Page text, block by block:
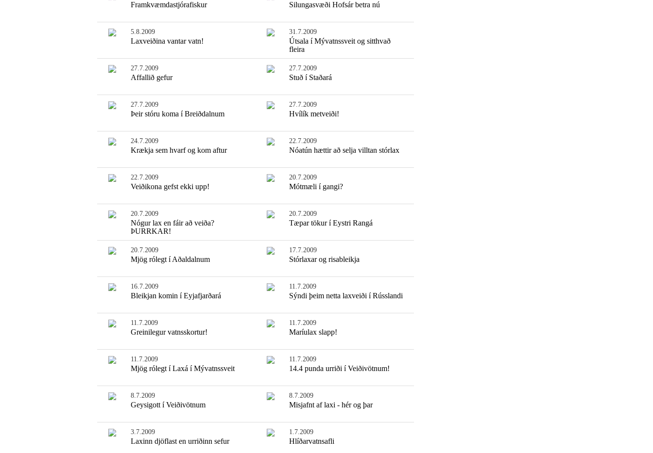
Framkvæmdastjórafiskur Silungasvæði Hofsár betra nú
5.8.2009
Laxveiðina vantar vatn!
31.7.2009
Útsala í Mývatnssveit og sitthvað
fleira
27.7.2009
Affallið gefur
27.7.2009
Stuð í Staðará
27.7.2009
Þeir stóru koma í Breiðdalnum
27.7.2009
Hvílík metveiði!
24.7.2009
Krækja sem hvarf og kom aftur
22.7.2009
Nóatún hættir að selja villtan stórlax
22.7.2009
Veiðikona gefst ekki upp!
20.7.2009
Mótmæli í gangi?
20.7.2009
Nógur lax en fáir að veiða?
ÞURRKAR!
20.7.2009
Tæpar tökur í Eystri Rangá
20.7.2009
Mjög rólegt í Aðaldalnum
17.7.2009
Stórlaxar og risableikja
16.7.2009
Bleikjan komin í Eyjafjarðará
11.7.2009
Sýndi þeim netta laxveiði í Rússlandi
11.7.2009
Greinilegur vatnsskortur!
11.7.2009
Maríulax slapp!
11.7.2009
Mjög rólegt í Laxá í Mývatnssveit
11.7.2009
14.4 punda urriði í Veiðivötnum!
8.7.2009
Geysigott í Veiðivötnum
8.7.2009
Misjafnt af laxi - hér og þar
3.7.2009
Laxinn djöflast en urriðinn sefur
1.7.2009
Hlíðarvatnsafli